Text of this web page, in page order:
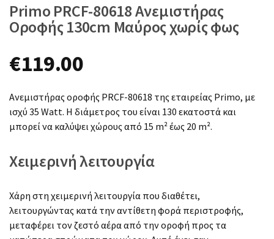
Primo PRCF-80618 Ανεμιστήρας
Οροφής 130cm Μαύρος χωρίς φως
€119.00
Ανεμιστήρας οροφής PRCF-80618 της εταιρείας Primo, με
ισχύ 35 Watt. Η διάμετρος του είναι 130 εκατοστά και
μπορεί να καλύψει χώρους από 15 m² έως 20 m².
Χειμερινή λειτουργία
Χάρη στη χειμερινή λειτουργία που διαθέτει,
λειτουργώντας κατά την αντίθετη φορά περιστροφής,
μεταφέρει τον ζεστό αέρα από την οροφή προς τα